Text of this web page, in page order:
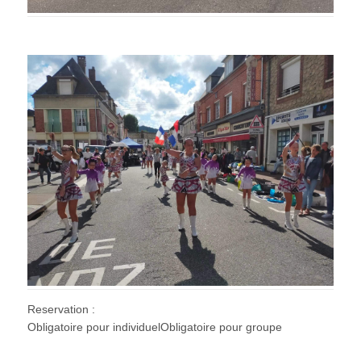
Reservation :
Obligatoire pour individuelObligatoire pour groupe